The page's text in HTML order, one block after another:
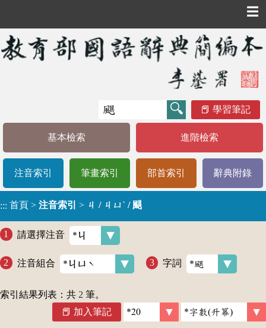
☰
學習筆記
基本檢索 進階檢索
注音索引 筆畫索引 部首索引 辭典附錄
::: 首頁 > 注音索引 > ㄐ / ㄐㄩˋ / 颶
請選擇注音
注音組合 字詞
索引結果列表：共 2 筆。
加入筆記